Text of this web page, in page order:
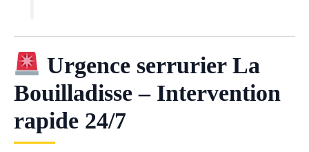
Urgence serrurier La
Bouilladisse – Intervention
rapide 24/7